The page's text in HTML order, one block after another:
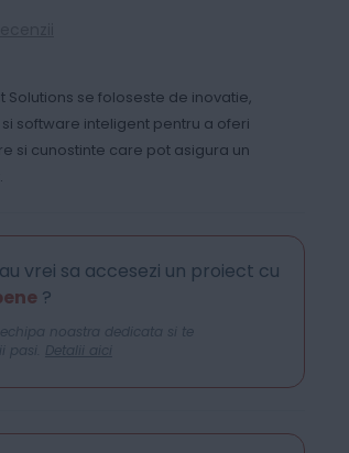
Solutions se foloseste de inovatie,
software inteligent pentru a oferi
si cunostinte care pot asigura un
vrei sa accesezi un proiect cu
?
noastra dedicata si te
pasi. Detalii aici